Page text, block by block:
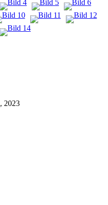
, 2023